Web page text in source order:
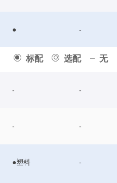
标配 选配 无
● -
- -
- -
●塑料 -